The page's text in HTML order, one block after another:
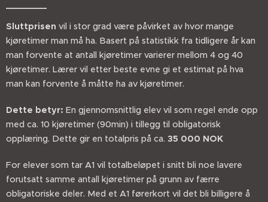
Sluttprisen vil i stor grad være påvirket av hvor mange
kjøretimer man må ha. Basert på statistikk fra tidligere år kan
man forvente at antall kjøretimer varierer mellom 4 og 40
kjøretimer. Lærer vil etter beste evne gi et estimat på hva
man kan forvente å måtte ha av kjøretimer.
Dette betyr: En gjennomsnittlig elev vil som regel ende opp
med ca. 10 kjøretimer (90min) i tillegg til obligatorisk
opplæring. Dette gir en totalpris på ca. 35 000 NOK
For elever som tar A1 vil totalbeløpet i snitt bli noe lavere
forutsatt samme antall kjøretimer på grunn av færre
obligatoriske deler. Med et A1 førerkort vil det bli billigere å